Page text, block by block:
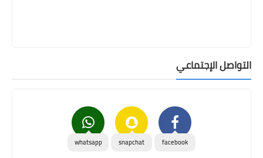
التواصل الإجتماعي
facebook
snapchat
whatsapp